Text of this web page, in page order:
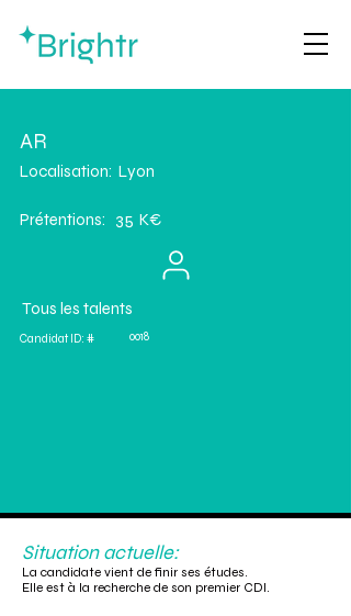
AR
Localisation: Lyon
Prétentions: K€
35
Tous les talents
Candidat ID: # 0018
Situation actuelle:
La candidate vient de finir ses études.
Elle est à la recherche de son premier CDI.